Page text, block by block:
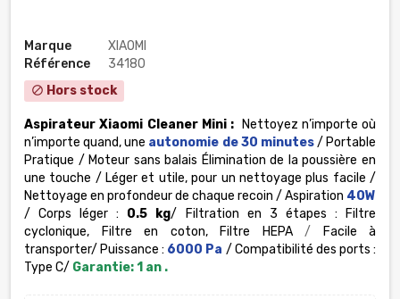
Marque
XIAOMI
Référence
34180
block Hors stock
Aspirateur Xiaomi Cleaner Mini :
Nettoyez n’importe où
n’importe quand, une autonomie de 30 minutes/ Portable
‎Pratique‎ / Moteur sans balais Élimination de la poussière en
une touche‎ / Léger et utile, pour un nettoyage plus facile /
Nettoyage en profondeur de chaque recoin / Aspiration 40W
/ Corps léger : 0.5 kg/
Filtration en 3 étapes : Filtre
cyclonique, Filtre en coton, Filtre HEPA/ Facile à
transporter/ Puissance : 6000 Pa / Compatibilité des ports :
Type C/ Garantie: 1 an .